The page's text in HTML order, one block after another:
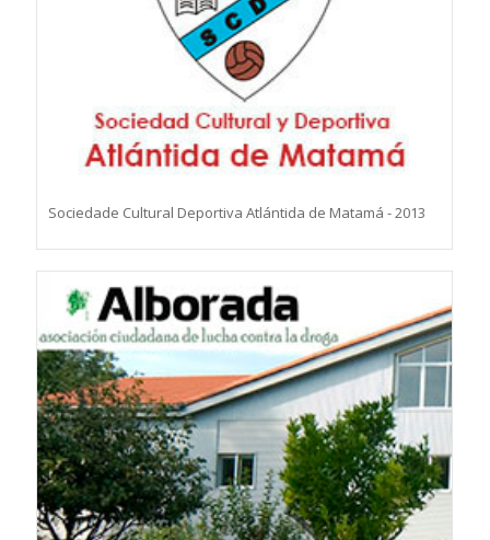
Sociedade Cultural Deportiva Atlántida de Matamá - 2013